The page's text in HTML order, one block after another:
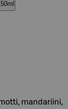
mandariini,